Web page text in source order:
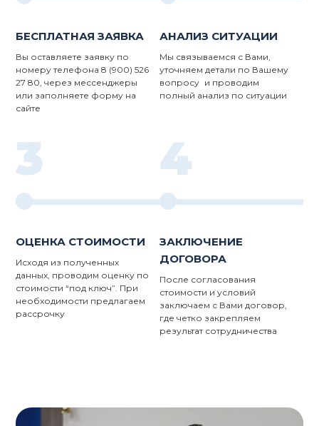
БЕСПЛАТНАЯ ЗАЯВКА
Вы оставляете заявку по
номеру телефона 8 (900) 526
27 80, через мессенджеры
или заполняете форму на
сайте
АНАЛИЗ СИТУАЦИИ
Мы связываемся с Вами,
уточняем детали по Вашему
вопросу и проводим
полный анализ по ситуации
3
ОЦЕНКА СТОИМОСТИ
Исходя из полученных
данных, проводим оценку по
стоимости “под ключ”. При
необходимости предлагаем
рассрочку
4
ЗАКЛЮЧЕНИЕ
ДОГОВОРА
После согласования
стоимости и условий
заключаем с Вами договор,
где четко закрепляем
результат сотрудничества